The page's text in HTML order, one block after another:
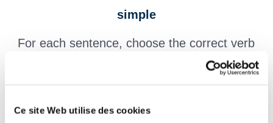
Ce site Web utilise des cookies
simple
For each sentence, choose the correct verb
french verbchanter : je chanter ai, tu chanter
chanterons, vous chanterez , ils chanter